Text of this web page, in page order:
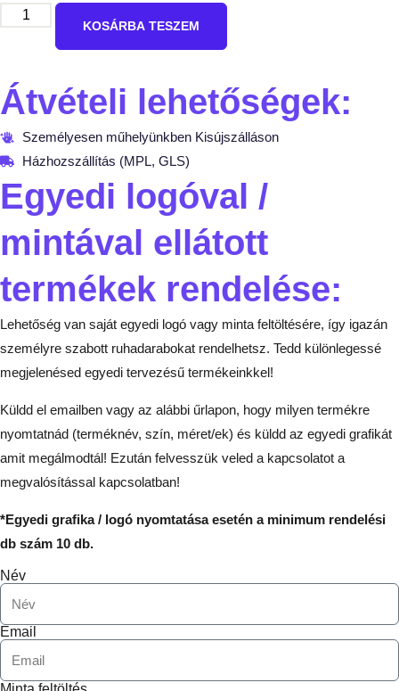
KOSÁRBA TESZEM
Átvételi lehetőségek:
Személyesen műhelyünkben Kisújszálláson
Házhozszállítás (MPL, GLS)
Egyedi logóval /
mintával ellátott
termékek rendelése:
Lehetőség van saját egyedi logó vagy minta feltöltésére, így igazán
személyre szabott ruhadarabokat rendelhetsz. Tedd különlegessé
megjelenésed egyedi tervezésű termékeinkkel!
Küldd el emailben vagy az alábbi űrlapon, hogy milyen termékre
nyomtatnád (terméknév, szín, méret/ek) és küldd az egyedi grafikát
amit megálmodtál! Ezután felvesszük veled a kapcsolatot a
megvalósítással kapcsolatban!
*Egyedi grafika / logó nyomtatása esetén a minimum rendelési
db szám 10 db.
Név
Email